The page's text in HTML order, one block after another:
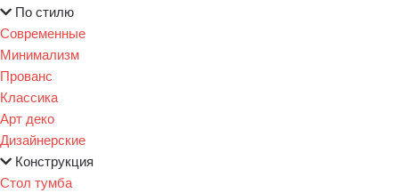
По стилю
Современные
Минимализм
Прованс
Классика
Арт деко
Дизайнерские
Конструкция
Стол тумба